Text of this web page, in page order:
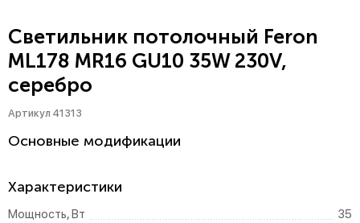
Светильник потолочный Feron
ML178 MR16 GU10 35W 230V,
серебро
Артикул 41313
Основные модификации
Характеристики
Мощность, Вт
35